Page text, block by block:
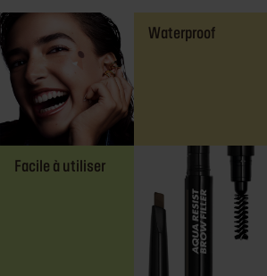
Waterproof
Facile à utiliser